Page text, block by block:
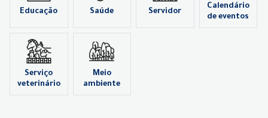
Educação Saúde Servidor
Calendário
de eventos
Serviço
veterinário
Meio
ambiente